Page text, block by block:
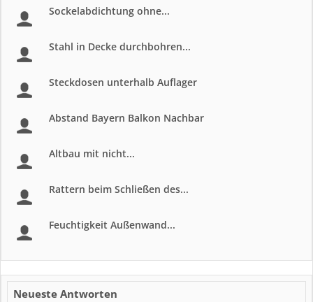
Sockelabdichtung ohne...
Stahl in Decke durchbohren...
Steckdosen unterhalb Auflager
Abstand Bayern Balkon Nachbar
Altbau mit nicht...
Rattern beim Schließen des...
Feuchtigkeit Außenwand...
Neueste Antworten